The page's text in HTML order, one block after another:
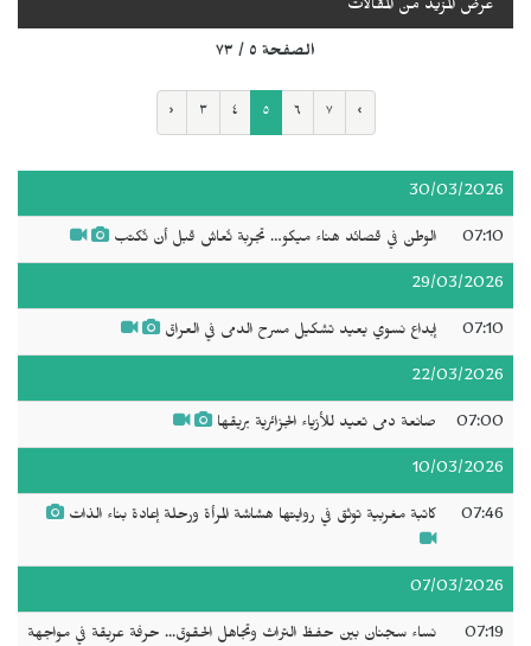
عرض المزيد من المقالات
الصفحة ٥ / ٧٣
‹ ٣ ٤ ٥ ٦ ٧ ›
30/03/2026
07:10 الوطن في قصائد هناء ميكو… تجربة تُعاش قبل أن تُكتب
29/03/2026
07:10 إبداع نسوي يعيد تشكيل مسرح الدمى في العراق
22/03/2026
07:00 صانعة دمى تعيد للأزياء الجزائرية بريقها
10/03/2026
07:46 كاتبة مغربية توثق في روايتها هشاشة المرأة ورحلة إعادة بناء الذات
07/03/2026
07:19
نساء سجنان بين حفظ التراث وتجاهل الحقوق... حرفة عريقة في مواجهة